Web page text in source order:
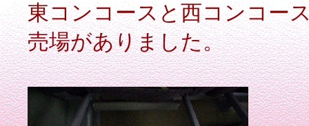
東コンコースと西コンコー
売場がありました。